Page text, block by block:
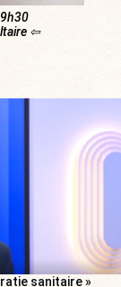
⇦
sanitaire »